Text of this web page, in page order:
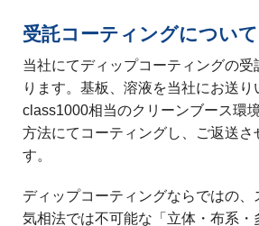
受託コーティングについて
当社にてディップコーティングの受
ります。基板、溶液を当社にお送り
class1000相当のクリーンブース環
方法にてコーティングし、ご返送さ
す。
ディップコーティングならではの、
気相法では不可能な「立体・布系・